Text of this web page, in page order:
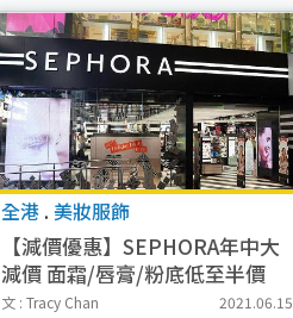
全港 . 美妝服飾
【減價優惠】SEPHORA年中大
減價 面霜/唇膏/粉底低至半價
文 : Tracy Chan 2021.06.15